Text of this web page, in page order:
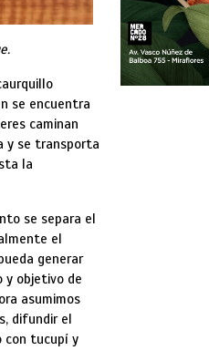
se encuentra
caminan
y se transporta
la
se separa el
el
generar
y objetivo de
asumimos
difundir el
con tucupí y